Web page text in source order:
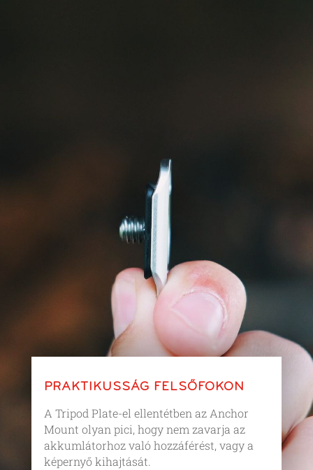
PRAKTIKUSSÁG FELSŐFOKON
A Tripod Plate-el ellentétben az Anchor
Mount olyan pici, hogy nem zavarja az
akkumlátorhoz való hozzáférést, vagy a
képernyő kihajtását.